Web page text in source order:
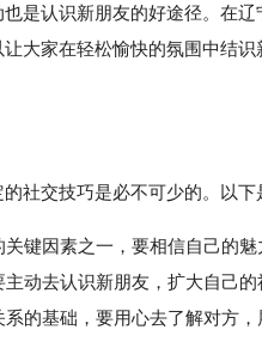
是认识新朋友的好途径。在
大家在轻松愉快的氛围中结
社交技巧是必不可少的。以下
键因素之一，要相信自己的魅
去认识新朋友，扩大自己的
基础，要用心去了解对方，